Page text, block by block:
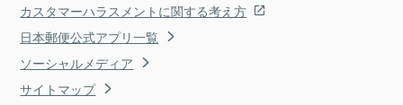
カスタマーハラスメントに関する考え方
日本郵便公式アプリ一覧
ソーシャルメディア
サイトマップ